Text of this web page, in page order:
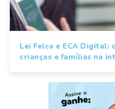
Lei Felca e ECA Digital:
crianças e famílias na